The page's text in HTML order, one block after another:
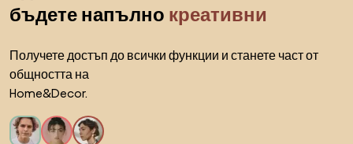
бъдете напълно креативни
Получете достъп до всички функции и станете част от
общността на
Home&Decor.